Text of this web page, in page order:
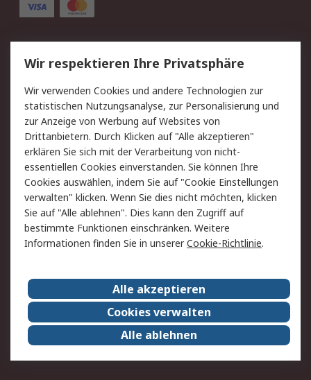
Service
Value Added Services
Lieferlösungen
Rücksendung/Entsorgung Kontakt
Hilfe
Rechtliches
RS Verkaufs- und
Lieferbedingungen
Datenschutz
Cookie-Richtlinie
Zahlungsbedingungen
Impressum
Webseite Konditionen
RS weltweit
Karriere bei RS
Nachhaltigkeit
Qualität/Zertifikate
Presse-Center
Event-Center
Wir respektieren Ihre Privatsphäre
Wir verwenden Cookies und andere Technologien zur
statistischen Nutzungsanalyse, zur Personalisierung und
zur Anzeige von Werbung auf Websites von
Drittanbietern. Durch Klicken auf "Alle akzeptieren"
erklären Sie sich mit der Verarbeitung von nicht-
essentiellen Cookies einverstanden. Sie können Ihre
Cookies auswählen, indem Sie auf "Cookie Einstellungen
verwalten" klicken. Wenn Sie dies nicht möchten, klicken
Sie auf "Alle ablehnen". Dies kann den Zugriff auf
bestimmte Funktionen einschränken. Weitere
Informationen finden Sie in unsererCookie-Richtlinie.
Alle akzeptieren
Cookies verwalten
Alle ablehnen